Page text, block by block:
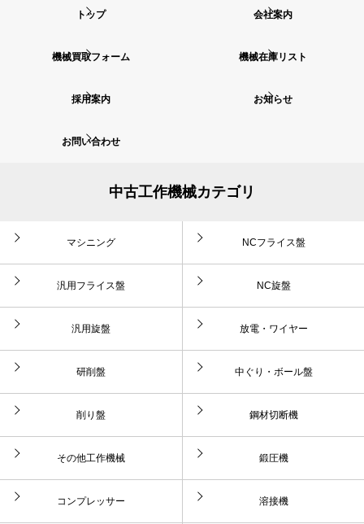
トップ 会社案内
機械買取フォーム 機械在庫リスト
採用案内 お知らせ
お問い合わせ
中古工作機械カテゴリ
マシニング NCフライス盤
汎用フライス盤 NC旋盤
汎用旋盤 放電・ワイヤー
研削盤 中ぐり・ボール盤
削り盤 鋼材切断機
その他工作機械 鍛圧機
コンプレッサー 溶接機